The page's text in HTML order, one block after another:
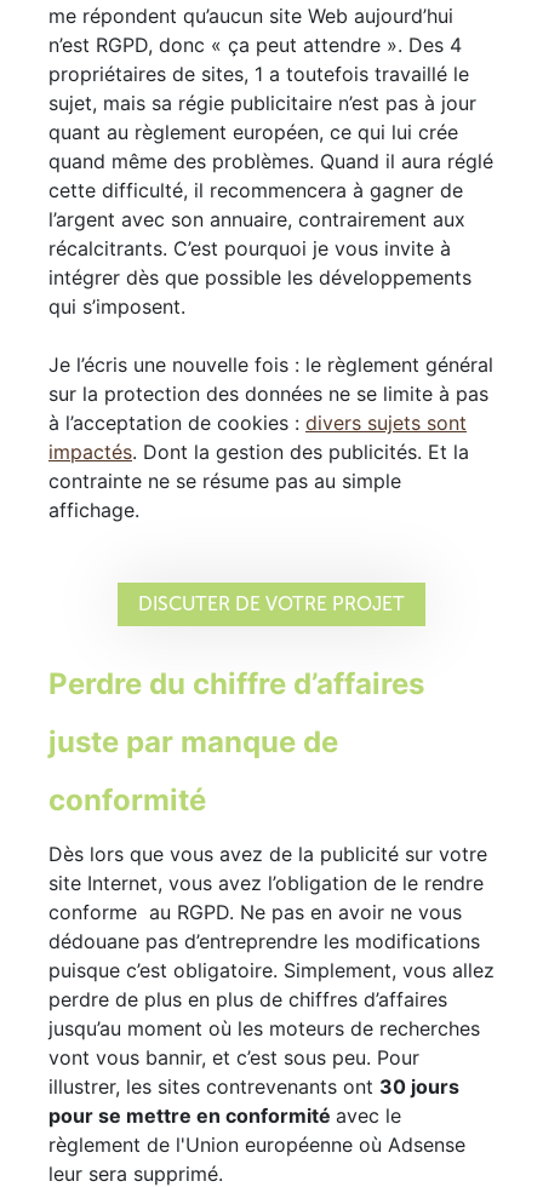
me répondent qu’aucun site Web aujourd’hui
n’est RGPD, donc « ça peut attendre ». Des 4
propriétaires de sites, 1 a toutefois travaillé le
sujet, mais sa régie publicitaire n’est pas à jour
quant au règlement européen, ce qui lui crée
quand même des problèmes. Quand il aura réglé
cette difficulté, il recommencera à gagner de
l’argent avec son annuaire, contrairement aux
récalcitrants. C’est pourquoi je vous invite à
intégrer dès que possible les développements
qui s’imposent.
Je l’écris une nouvelle fois : le règlement général
sur la protection des données ne se limite à pas
à l’acceptation de cookies : divers sujets sont
impactés. Dont la gestion des publicités. Et la
contrainte ne se résume pas au simple
affichage.
DISCUTER DE VOTRE PROJET
Perdre du chiffre d’affaires
juste par manque de
conformité
Dès lors que vous avez de la publicité sur votre
site Internet, vous avez l’obligation de le rendre
conforme au RGPD. Ne pas en avoir ne vous
dédouane pas d’entreprendre les modifications
puisque c’est obligatoire. Simplement, vous allez
perdre de plus en plus de chiffres d’affaires
jusqu’au moment où les moteurs de recherches
vont vous bannir, et c’est sous peu. Pour
illustrer, les sites contrevenants ont 30 jours
pour se mettre en conformité avec le
règlement de l'Union européenne où Adsense
leur sera supprimé.